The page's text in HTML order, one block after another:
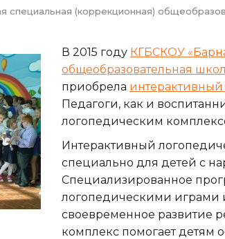
специальная (коррекционная)
В 2015 году КГБСКОУ
общеобразовательная
приобрела
Педагоги, как и
логопедическим
Интерактивный
специально для детей с
Специализированное
логопедическими играми
своевременное развитие
комплекс помогает детям